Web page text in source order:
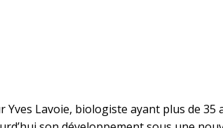
Yves Lavoie, biologiste ayant plus de 35